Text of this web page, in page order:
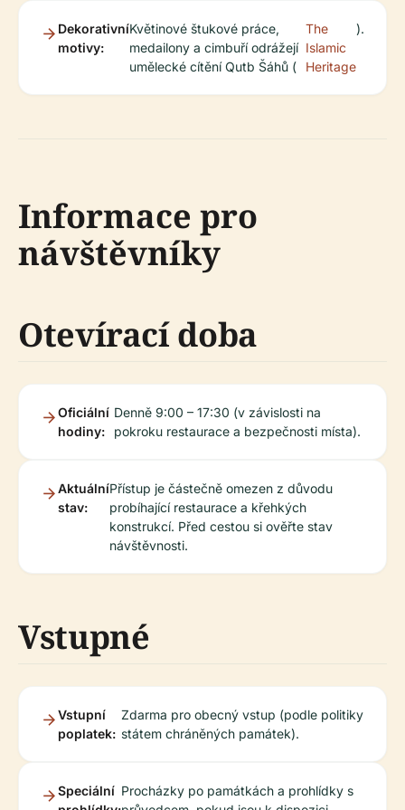
Dekorativní
motivy:
Květinové štukové práce,
medailony a cimbuří odrážejí
umělecké cítění Qutb Šáhů (
The
Islamic
Heritage
).
Informace pro
návštěvníky
Otevírací doba
Oficiální
hodiny:
Denně 9:00 – 17:30 (v závislosti na
pokroku restaurace a bezpečnosti místa).
Aktuální
stav:
Přístup je částečně omezen z důvodu
probíhající restaurace a křehkých
konstrukcí. Před cestou si ověřte stav
návštěvnosti.
Vstupné
Vstupní
poplatek:
Zdarma pro obecný vstup (podle politiky
státem chráněných památek).
Speciální Procházky po památkách a prohlídky s